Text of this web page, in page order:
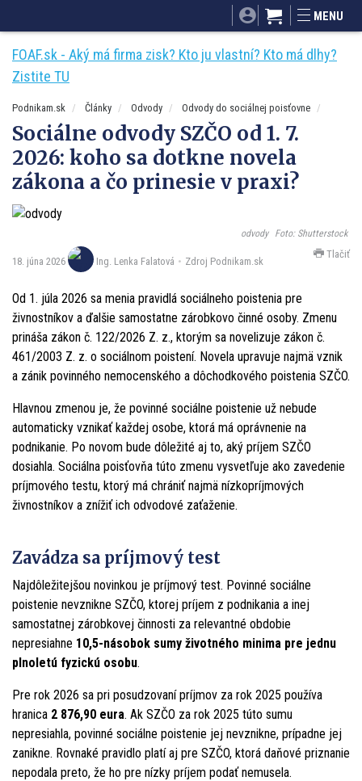
Mnamky-recepty.sk
MENU
FOAF.sk - Aký má firma zisk? Kto ju vlastní? Kto má dlhy?
Zistite TU
Podnikam.sk Články Odvody Odvody do sociálnej poisťovne
Sociálne odvody SZČO od 1. 7.
2026: koho sa dotkne novela
zákona a čo prinesie v praxi?
odvody Foto: Shutterstock
18. júna 2026 Ing. Lenka Falatová Zdroj Podnikam.sk
Tlačiť
Od 1. júla 2026 sa menia pravidlá sociálneho poistenia pre
živnostníkov a ďalšie samostatne zárobkovo činné osoby. Zmenu
prináša zákon č. 122/2026 Z. z., ktorým sa novelizuje zákon č.
461/2003 Z. z. o sociálnom poistení. Novela upravuje najmä vznik
a zánik povinného nemocenského a dôchodkového poistenia SZČO.
Hlavnou zmenou je, že povinné sociálne poistenie už nebude
automaticky vznikať každej osobe, ktorá má oprávnenie na
podnikanie. Po novom bude dôležité aj to, aký príjem SZČO
dosiahla. Sociálna poisťovňa túto zmenu vysvetľuje ako zavedenie
príjmového testu, ktorý má chrániť najmä nízkopríjmových
živnostníkov a znížiť ich odvodové zaťaženie.
Zavádza sa príjmový test
Najdôležitejšou novinkou je príjmový test. Povinné sociálne
poistenie nevznikne SZČO, ktorej príjem z podnikania a inej
samostatnej zárobkovej činnosti za relevantné obdobie
nepresiahne 10,5-násobok sumy životného minima pre jednu
plnoletú fyzickú osobu.
Pre rok 2026 sa pri posudzovaní príjmov za rok 2025 používa
hranica 2 876,90 eura. Ak SZČO za rok 2025 túto sumu
nepresiahla, povinné sociálne poistenie jej nevznikne, prípadne jej
zanikne. Rovnaké pravidlo platí aj pre SZČO, ktorá daňové priznanie
nepodala preto, že ho pre nízky príjem podať nemusela.